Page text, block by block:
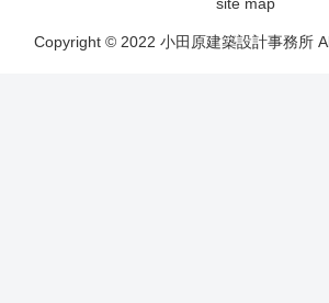
Copyright © 2022 小田原建築設計事務所